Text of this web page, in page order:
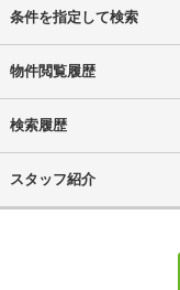
条件を指定して検索
物件閲覧履歴
検索履歴
スタッフ紹介